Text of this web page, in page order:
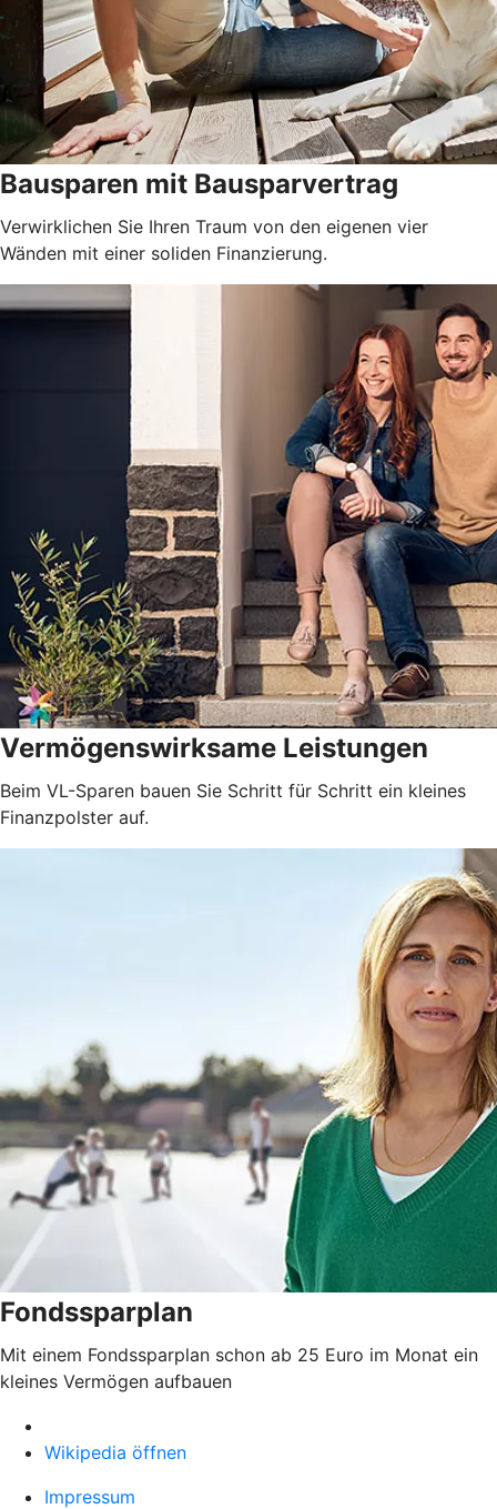
Bausparen mit Bausparvertrag
Verwirklichen Sie Ihren Traum von den eigenen vier
Wänden mit einer soliden Finanzierung.
Vermögenswirksame Leistungen
Beim VL-Sparen bauen Sie Schritt für Schritt ein kleines
Finanzpolster auf.
Fondssparplan
Mit einem Fondssparplan schon ab 25 Euro im Monat ein
kleines Vermögen aufbauen
Wikipedia öffnen
Impressum